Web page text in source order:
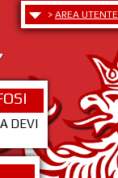
> AREA UTENTE
DEVI